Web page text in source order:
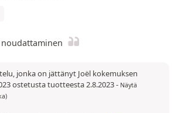
jonka on jättänyt Joël kokemuksen
ostetusta tuotteesta 2.8.2023- Näytä